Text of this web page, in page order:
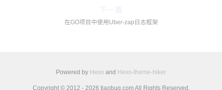
在GO项目中使用Uber-zap日志框架
Powered by Hexo and Hexo-theme-hiker
Copyright © 2012 - 2026 tiaobug.com All Rights Reserved.